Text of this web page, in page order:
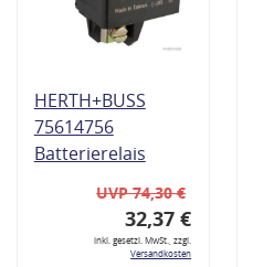
HERTH+BUSS
75614756
Batterierelais
UVP 74,30 €
32,37 €
inkl. gesetzl. MwSt., zzgl.
Versandkosten